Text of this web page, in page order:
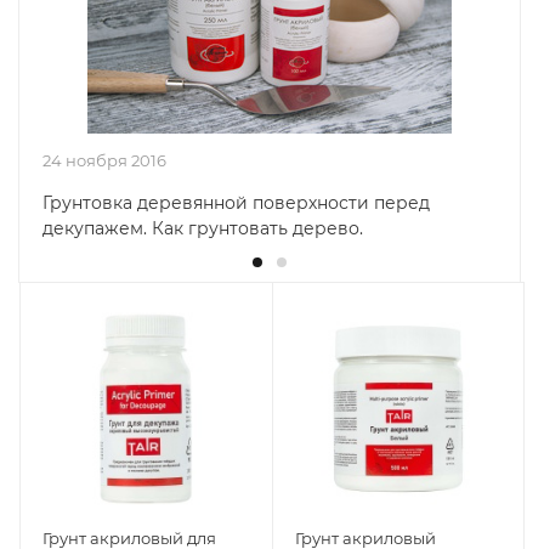
24 ноября 2016
Грунтовка деревянной поверхности перед
декупажем. Как грунтовать дерево.
Грунт акриловый для
Грунт акриловый